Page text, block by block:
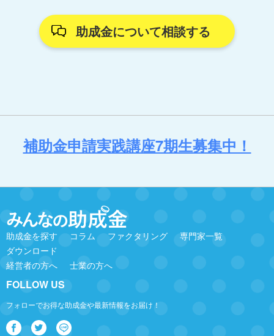
助成金について相談する
補助金申請実践講座7期生募集中！
助成金を探す コラム ファクタリング
専門家一覧
ダウンロード
経営者の方へ
士業の方へ
FOLLOW US
フォローでお得な助成金や最新情報をお届け！